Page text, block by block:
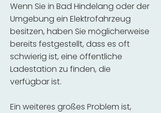
Wenn Sie in Bad Hindelang oder der
Umgebung ein Elektrofahrzeug
besitzen, haben Sie möglicherweise
bereits festgestellt, dass es oft
schwierig ist, eine öffentliche
Ladestation zu finden, die
verfügbar ist.
Ein weiteres großes Problem ist,